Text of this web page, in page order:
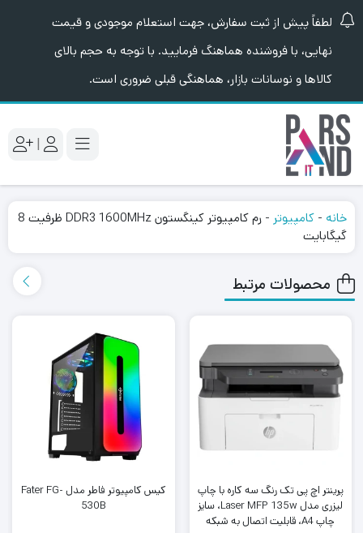
لطفاً پیش از ثبت سفارش، جهت استعلام موجودی و قیمت
نهایی، با فروشنده هماهنگ فرمایید. با توجه به حجم بالای
کالاها و نوسانات بازار، هماهنگی قبلی ضروری است.
|
خانه - کامپیوتر -
رم کامپیوتر کینگستون DDR3 1600MHz ظرفیت 8
گیگابایت
محصولات مرتبط
پرینتر اچ پی تک رنگ سه کاره با چاپ
لیزری مدل Laser MFP 135w، سایز
چاپ A4، قابلیت اتصال به شبکه
کیس کامپیوتر فاطر مدل Fater FG-
530B